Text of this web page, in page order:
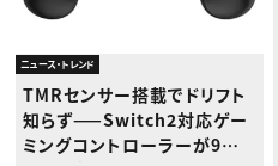
ニュース・トレンド
TMRセンサー搭載でドリフト
知らず——Switch2対応ゲー
ミングコントローラーが9月